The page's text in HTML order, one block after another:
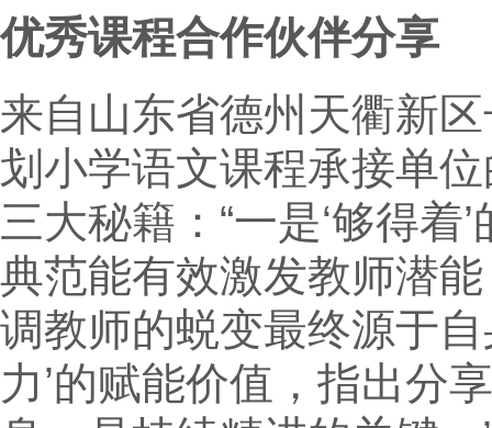
优秀课程合作伙伴分享
来自山东省德州天衢新
划小学语文课程承接单
三大秘籍：“一是‘够得
典范能有效激发教师潜能
调教师的蜕变最终源于
力’的赋能价值，指出分